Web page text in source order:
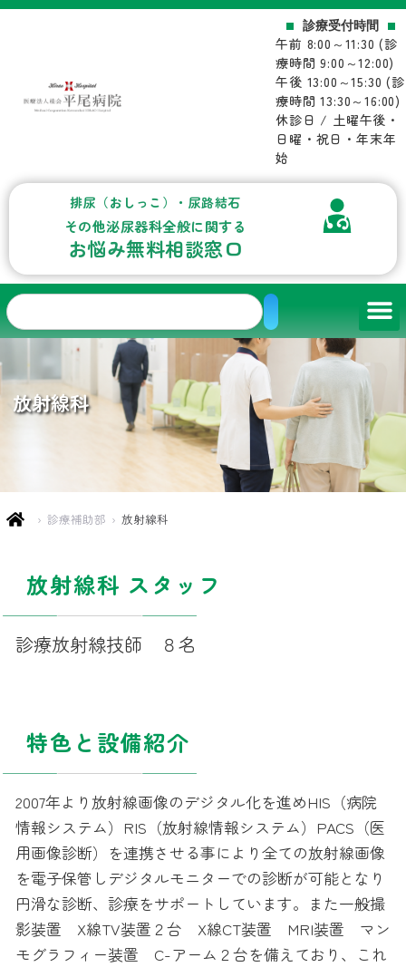
内
診療受付時間
午前 8:00～11:30 (診
療時間 9:00～12:00)
午後 13:00～15:30 (診
療時間 13:30～16:00)
休診日 / 土曜午後・
日曜・祝日・年末年
始
排尿（おしっこ）・尿路結石
その他泌尿器科全般に関する
お悩み無料相談窓口
検
索
放射線科
› 診療補助部 › 放射線科
放射線科 スタッフ
診療放射線技師 ８名
特色と設備紹介
2007年より放射線画像のデジタル化を進めHIS（病院
情報システム）RIS（放射線情報システム）PACS（医
用画像診断）を連携させる事により全ての放射線画像
を電子保管しデジタルモニターでの診断が可能となり
円滑な診断、診療をサポートしています。また一般撮
影装置 X線TV装置２台 X線CT装置 MRI装置 マン
モグラフィー装置 C-アーム２台を備えており、これ